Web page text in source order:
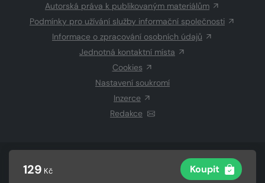
129 Kč Koupit
Autorská práva k publikovaným materiálům
Podmínky pro užívání služby informační společnosti
Informace o zpracování osobních údajů
Jednotná kontaktní místa
Cookies
Nastavení soukromí
Inzerce
Redakce
CZECH NEWS CENTER a.s.a dodavatelé